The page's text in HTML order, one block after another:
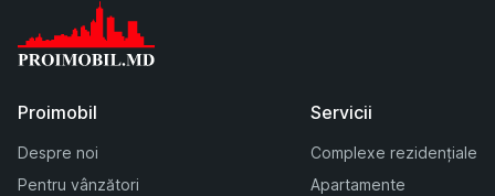
Proimobil
Despre noi
Pentru vânzători
Servicii
Complexe rezidențiale
Apartamente